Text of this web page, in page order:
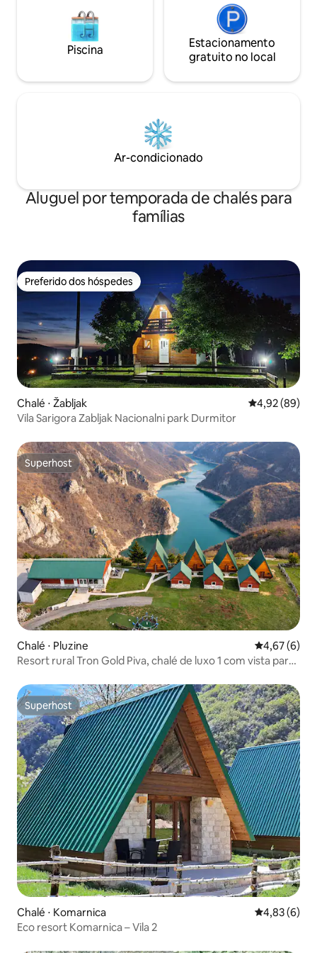
Piscina
Estacionamento
gratuito no local
Ar-condicionado
Aluguel por temporada de chalés para
famílias
Preferido dos hóspedes
Preferido dos hóspedes
Chalé ⋅ Žabljak 4,92 de uma
4,92 (89)
Vila Sarigora Zabljak Nacionalni park Durmitor
Superhost
Superhost
Chalé ⋅ Pluzine 4,67 de uma
4,67 (6)
Resort rural Tron Gold Piva, chalé de luxo 1 com vista para
Superhost
Superhost
Chalé ⋅ Komarnica 4,83 de uma
4,83 (6)
Eco resort Komarnica – Vila 2